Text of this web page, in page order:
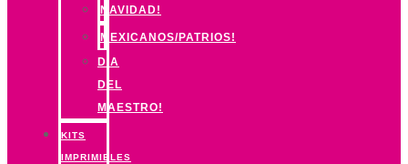
NAVIDAD!
MEXICANOS/PATRIOS!
DIA
DEL
MAESTRO!
KITS
IMPRIMIBLES